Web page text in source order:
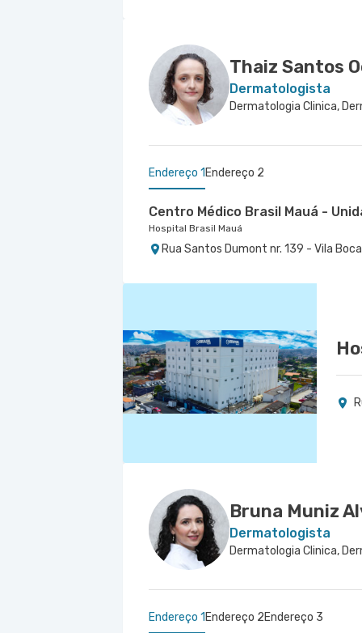
Thaiz Santos
Dermatologista
Endereço 1 Endereço 2
Centro Médico Brasil Mauá -
Hospital Brasil Mauá
Rua Santos Dumont nr. 139 - Vila
Hospital São Luiz Jabaquara
Bruna Muniz
Dermatologista
Endereço 1 Endereço 2Endereço 3